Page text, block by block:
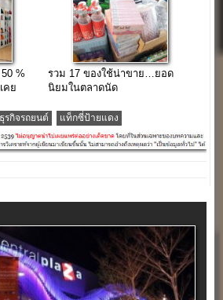
%
คย
รวม 17 ของใช้น่าขาย…ยอด
นิยมในตลาดนัด
ธุรกิจรถยนต์ แท็กซี่ป้ายแดง